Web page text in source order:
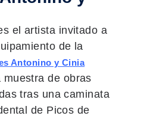
el artista invitado a
de la
Antonino y Cinia
muestra de obras
tras una caminata
de Picos de